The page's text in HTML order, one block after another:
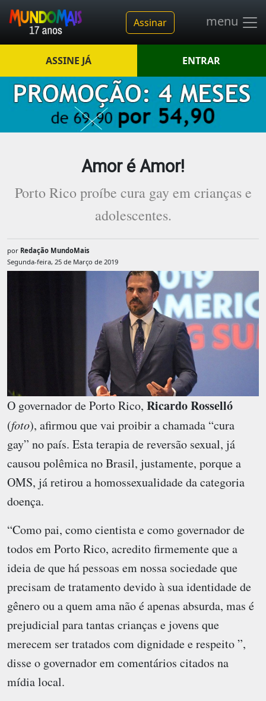
Assinar menu
ASSINE JÁ ENTRAR
Amor é Amor!
Porto Rico proíbe cura gay em crianças e
adolescentes.
por Redação MundoMais
Segunda-feira, 25 de Março de 2019
O governador de Porto Rico, Ricardo Rosselló
(foto), afirmou que vai proibir a chamada “cura
gay” no país. Esta terapia de reversão sexual, já
causou polêmica no Brasil, justamente, porque a
OMS, já retirou a homossexualidade da categoria
doença.
“Como pai, como cientista e como governador de
todos em Porto Rico, acredito firmemente que a
ideia de que há pessoas em nossa sociedade que
precisam de tratamento devido à sua identidade de
gênero ou a quem ama não é apenas absurda, mas é
prejudicial para tantas crianças e jovens que
merecem ser tratados com dignidade e respeito ”,
disse o governador em comentários citados na
mídia local.